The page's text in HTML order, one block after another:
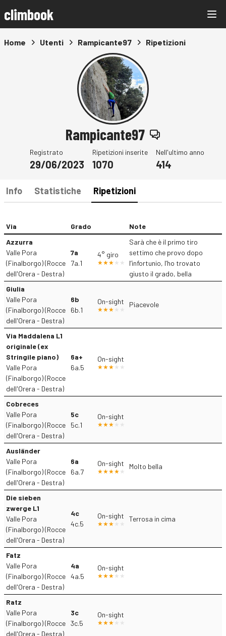
climbook
Home Utenti Rampicante97 Ripetizioni
Rampicante97
Registrato
29/06/2023
Ripetizioni inserite
1070
Nell'ultimo anno
414
Info Statistiche Ripetizioni
Via Grado
Note
Azzurra
Valle Pora
(Finalborgo) (Rocce
dell'Orera - Destra)
7a
7a.1
4° giro
Sarà che è il primo tiro
settimo che provo dopo
l’infortunio, l’ho trovato
giusto il grado, bella
Giulia
Valle Pora
(Finalborgo) (Rocce
dell'Orera - Destra)
6b
6b.1
On-sight Piacevole
Via Maddalena L1
originale (ex
Stringile piano)
Valle Pora
(Finalborgo) (Rocce
dell'Orera - Destra)
6a+
6a.5
On-sight
Cobreces
Valle Pora
(Finalborgo) (Rocce
dell'Orera - Destra)
5c
5c.1
On-sight
Ausländer
Valle Pora
(Finalborgo) (Rocce
dell'Orera - Destra)
6a
6a.7
On-sight Molto bella
Die sieben
zwerge L1
Valle Pora
(Finalborgo) (Rocce
dell'Orera - Destra)
4c
4c.5
On-sight Terrosa in cima
Fatz
Valle Pora
(Finalborgo) (Rocce
dell'Orera - Destra)
4a
4a.5
On-sight
Ratz
Valle Pora
(Finalborgo) (Rocce
dell'Orera - Destra)
3c
3c.5
On-sight